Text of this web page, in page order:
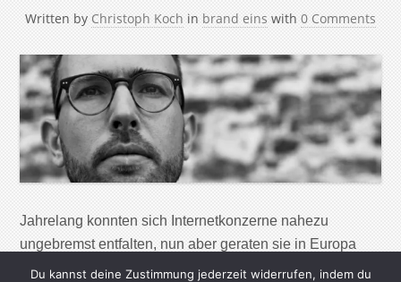
Written by Christoph Koch in brand eins with 0 Comments
Jahrelang konnten sich Internetkonzerne nahezu
ungebremst entfalten, nun aber geraten sie in Europa
und in den USA stärker ins Visier von
Du kannst deine Zustimmung jederzeit widerrufen, indem du